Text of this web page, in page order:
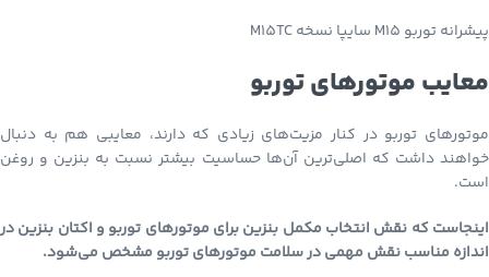
پیشرانه توربو M15 سایپا نسخه M15TC
معایب موتورهای توربو
موتورهای توربو در کنار مزیت‌های زیادی که دارند، معایبی هم به دنبال
خواهند داشت که اصلی‌ترین آن‌ها حساسیت بیشتر نسبت به بنزین و روغن
است.
اینجاست که نقش انتخاب مکمل بنزین برای موتورهای توربو و اکتان بنزین در
اندازه مناسب نقش مهمی در سلامت موتورهای توربو مشخص می‌شود.